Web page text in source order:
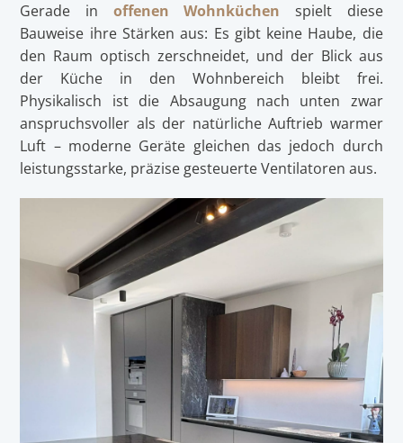
Gerade in offenen Wohnküchen spielt diese
Bauweise ihre Stärken aus: Es gibt keine Haube, die
den Raum optisch zerschneidet, und der Blick aus
der Küche in den Wohnbereich bleibt frei.
Physikalisch ist die Absaugung nach unten zwar
anspruchsvoller als der natürliche Auftrieb warmer
Luft – moderne Geräte gleichen das jedoch durch
leistungsstarke, präzise gesteuerte Ventilatoren aus.